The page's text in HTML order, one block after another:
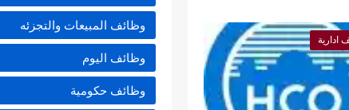
ادارية
وظائف المبيعات والتجزئه
وظائف اليوم
وظائف حكومية